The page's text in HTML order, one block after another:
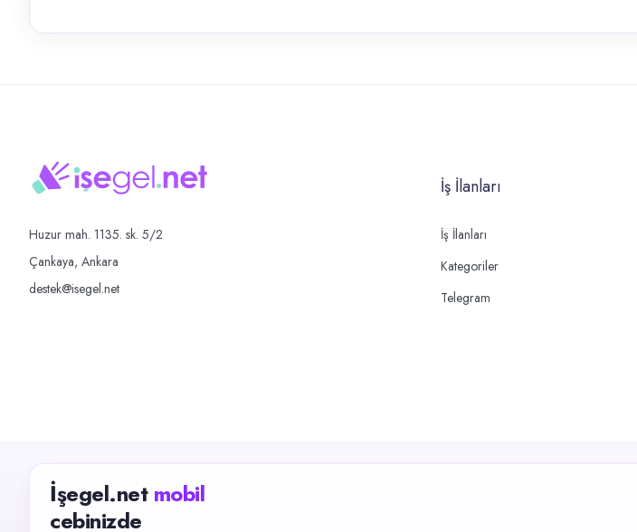
Huzur mah. 1135. sk. 5/2
Çankaya, Ankara
destek@isegel.net
İş İlanları
İş İlanları
Kategoriler
Telegram
İşegel.net mobil
cebinizde